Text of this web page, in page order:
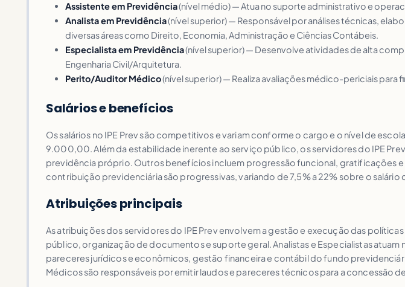
Assistente em Previdência(nível médio) — Atua no suporte administrativo e
Analista em Previdência(nível superior) — Responsável por análises técnicas,
diversas áreas como Direito, Economia, Administração e Ciências Contábeis.
Especialista em Previdência(nível superior) — Desenvolve atividades de alta
Engenharia Civil/Arquitetura.
Perito/Auditor Médico(nível superior) — Realiza avaliações médico-periciais
Salários e benefícios
Os salários no IPE Prev são competitivos e variam conforme o cargo e o nível de
9.000,00. Além da estabilidade inerente ao serviço público, os servidores do IPE
previdência próprio. Outros benefícios incluem progressão funcional, gratificações
contribuição previdenciária são progressivas, variando de 7,5% a 22% sobre o
Atribuições principais
As atribuições dos servidores do IPE Prev envolvem a gestão e execução das
público, organização de documentos e suporte geral. Analistas e Especialistas
pareceres jurídicos e econômicos, gestão financeira e contábil do fundo
Médicos são responsáveis por emitir laudos e pareceres técnicos para a concessão